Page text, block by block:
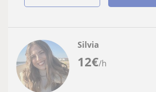
12€/h
Silvia